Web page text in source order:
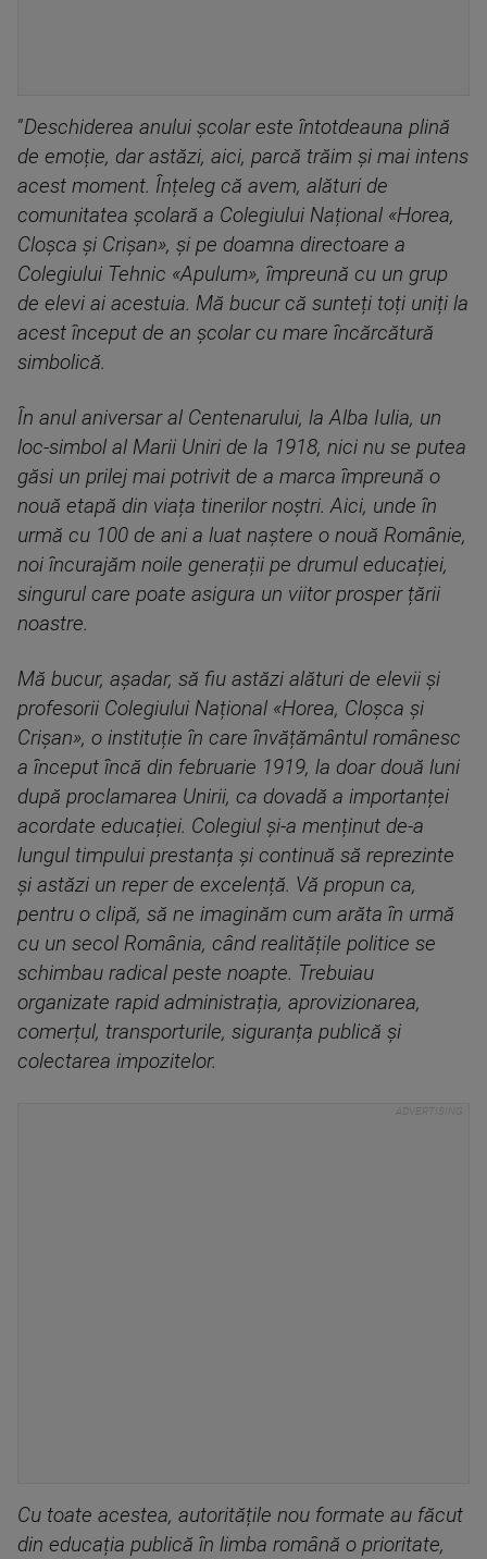
”Deschiderea anului școlar este întotdeauna plină
de emoție, dar astăzi, aici, parcă trăim și mai intens
acest moment. Înțeleg că avem, alături de
comunitatea școlară a Colegiului Național «Horea,
Cloșca și Crișan», și pe doamna directoare a
Colegiului Tehnic «Apulum», împreună cu un grup
de elevi ai acestuia. Mă bucur că sunteți toți uniți la
acest început de an școlar cu mare încărcătură
simbolică.
În anul aniversar al Centenarului, la Alba Iulia, un
loc-simbol al Marii Uniri de la 1918, nici nu se putea
găsi un prilej mai potrivit de a marca împreună o
nouă etapă din viața tinerilor noștri. Aici, unde în
urmă cu 100 de ani a luat naștere o nouă Românie,
noi încurajăm noile generații pe drumul educației,
singurul care poate asigura un viitor prosper țării
noastre.
Mă bucur, așadar, să fiu astăzi alături de elevii și
profesorii Colegiului Național «Horea, Cloșca și
Crișan», o instituție în care învățământul românesc
a început încă din februarie 1919, la doar două luni
după proclamarea Unirii, ca dovadă a importanței
acordate educației. Colegiul și-a menținut de-a
lungul timpului prestanța și continuă să reprezinte
și astăzi un reper de excelență. Vă propun ca,
pentru o clipă, să ne imaginăm cum arăta în urmă
cu un secol România, când realitățile politice se
schimbau radical peste noapte. Trebuiau
organizate rapid administrația, aprovizionarea,
comerțul, transporturile, siguranța publică și
colectarea impozitelor.
Cu toate acestea, autoritățile nou formate au făcut
din educația publică în limba română o prioritate,